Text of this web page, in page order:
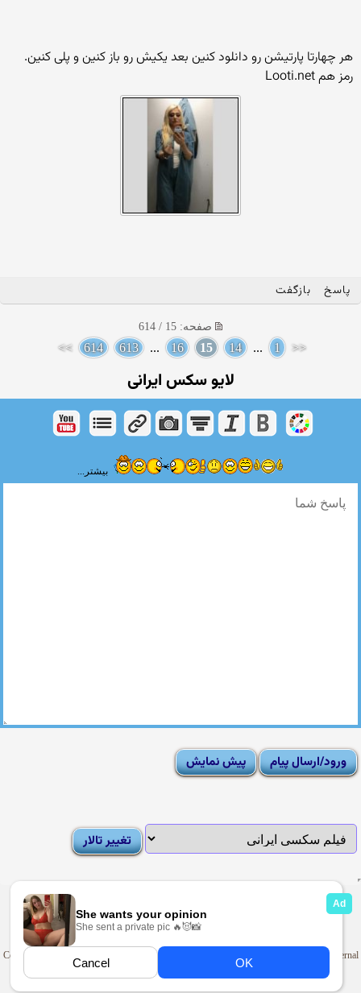
هر چهارتا پارتیشن رو دانلود کنین بعد یکیش رو باز کنین و پلی کنین.
رمز هم Looti.net
پاسخ بازگفت
صفحه: 15 / 614
<<
1
...
14
15
16
...
613
614
>>
لایو سکس ایرانی
بیشتر...
Rules Moderator List
Sexy Pictures Archive
Adult Forums
Copyright © 2009-2025
. Looti Forums is not responsible for the content of external